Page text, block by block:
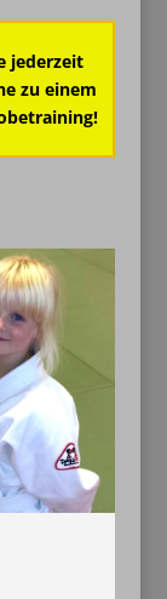
jederzeit
zu einem